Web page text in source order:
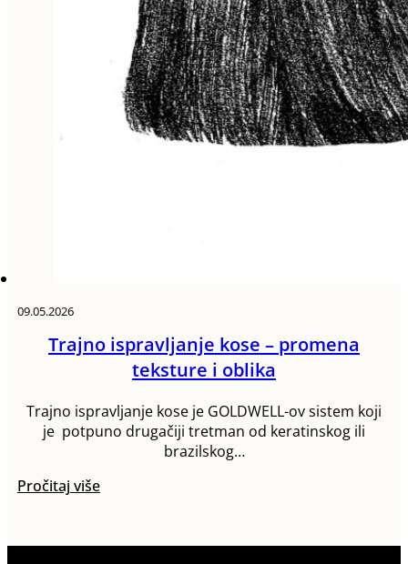
09.05.2026
Trajno ispravljanje kose – promena
teksture i oblika
Trajno ispravljanje kose je GOLDWELL-ov sistem koji
je potpuno drugačiji tretman od keratinskog ili
brazilskog…
Pročitaj više